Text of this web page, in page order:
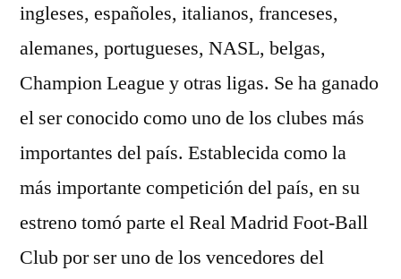
ingleses, españoles, italianos, franceses,
alemanes, portugueses, NASL, belgas,
Champion League y otras ligas. Se ha ganado
el ser conocido como uno de los clubes más
importantes del país. Establecida como la
más importante competición del país, en su
estreno tomó parte el Real Madrid Foot-Ball
Club por ser uno de los vencedores del